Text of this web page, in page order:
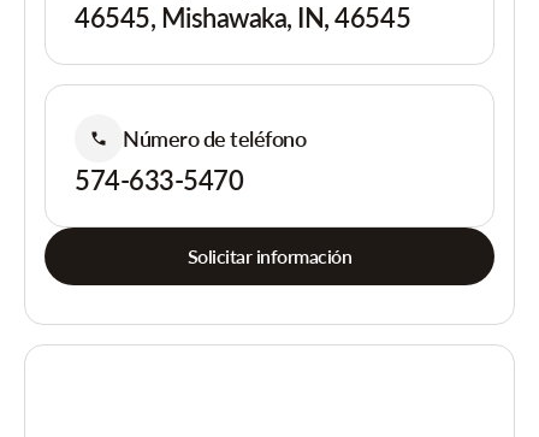
46545, Mishawaka, IN, 46545
Número de teléfono
574-633-5470
Solicitar información